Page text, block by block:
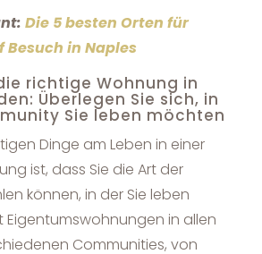
Die 5 besten Orten für
Besuch in Naples
richtige Wohnung in
Überlegen Sie sich, in
Sie leben möchten
Dinge am Leben in einer
ist, dass Sie die Art der
können, in der Sie leben
Eigentumswohnungen in allen
Communities, von